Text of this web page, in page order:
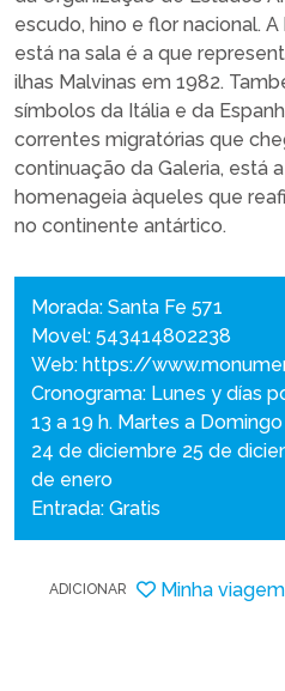
escudo, hino e flor nacional.
está na sala é a que
ilhas Malvinas em 1982.
símbolos da Itália e da
correntes migratórias que
continuação da Galeria, está
homenageia àqueles que
no continente antártico.
Morada: Santa Fe 571
Movel: 543414802238
Web: https://
Cronograma: Lunes y días
13 a 19 h. Martes a
24 de diciembre 25 de
de enero
Entrada: Gratis
ADICIONAR Minha viagem